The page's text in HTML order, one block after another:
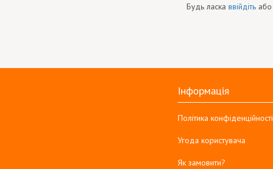
Будь ласка ввійдіть або
Інформація
Політика конфіденційності
Угода користувача
Як замовити?